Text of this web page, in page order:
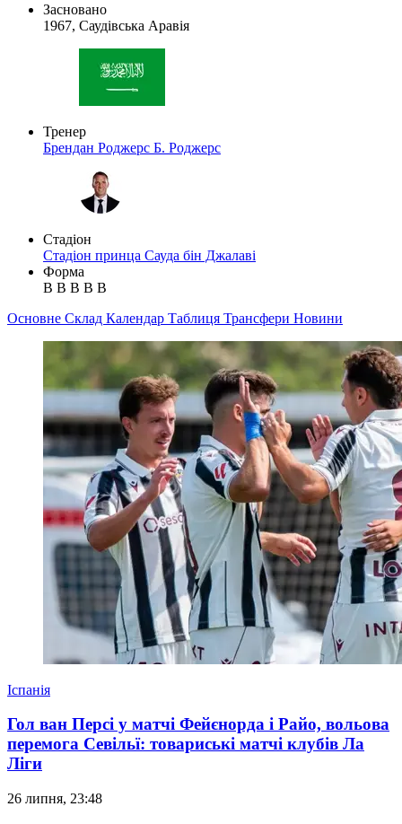
Засновано
1967, Саудівська Аравія
Тренер
Брендан Роджерс Б. Роджерс
Стадіон
Стадіон принца Сауда бін Джалаві
Форма
В В В В В
Основне Склад Календар Таблиця Трансфери Новини
Іспанія
Гол ван Персі у матчі Фейєнорда і Райо, вольова
перемога Севільї: товариські матчі клубів Ла
Ліги
26 липня, 23:48